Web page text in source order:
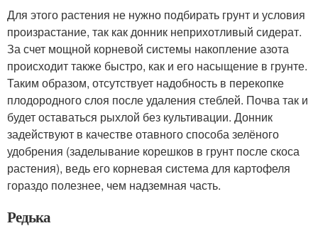
Для этого растения не нужно подбирать грунт и условия
произрастание, так как донник неприхотливый сидерат.
За счет мощной корневой системы накопление азота
происходит также быстро, как и его насыщение в грунте.
Таким образом, отсутствует надобность в перекопке
плодородного слоя после удаления стеблей. Почва так и
будет оставаться рыхлой без культивации. Донник
задействуют в качестве отавного способа зелёного
удобрения (заделывание корешков в грунт после скоса
растения), ведь его корневая система для картофеля
гораздо полезнее, чем надземная часть.
Редька